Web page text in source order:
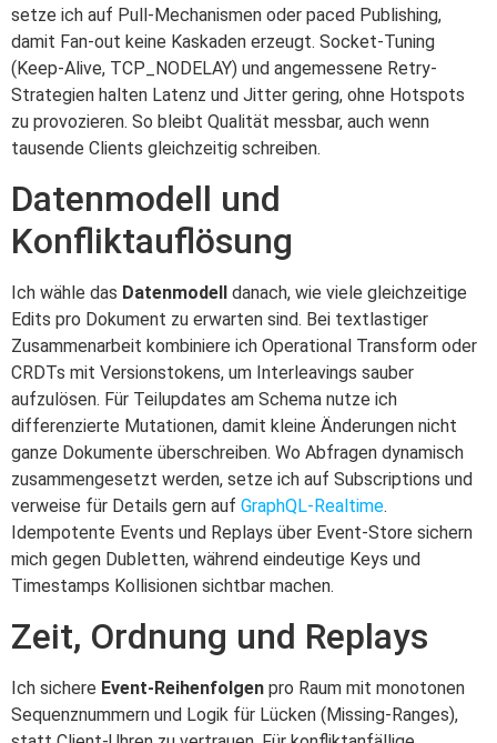
setze ich auf Pull-Mechanismen oder paced Publishing,
damit Fan-out keine Kaskaden erzeugt. Socket-Tuning
(Keep-Alive, TCP_NODELAY) und angemessene Retry-
Strategien halten Latenz und Jitter gering, ohne Hotspots
zu provozieren. So bleibt Qualität messbar, auch wenn
tausende Clients gleichzeitig schreiben.
Datenmodell und
Konfliktauflösung
Ich wähle das Datenmodell danach, wie viele gleichzeitige
Edits pro Dokument zu erwarten sind. Bei textlastiger
Zusammenarbeit kombiniere ich Operational Transform oder
CRDTs mit Versionstokens, um Interleavings sauber
aufzulösen. Für Teilupdates am Schema nutze ich
differenzierte Mutationen, damit kleine Änderungen nicht
ganze Dokumente überschreiben. Wo Abfragen dynamisch
zusammengesetzt werden, setze ich auf Subscriptions und
verweise für Details gern auf GraphQL-Realtime.
Idempotente Events und Replays über Event-Store sichern
mich gegen Dubletten, während eindeutige Keys und
Timestamps Kollisionen sichtbar machen.
Zeit, Ordnung und Replays
Ich sichere Event-Reihenfolgen pro Raum mit monotonen
Sequenznummern und Logik für Lücken (Missing-Ranges),